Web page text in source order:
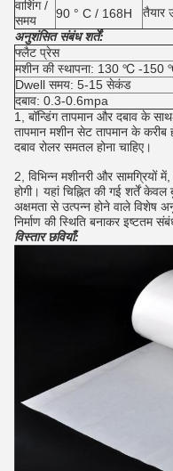
वाशिंग /
समय
90 ° C / 168H तैयार
अनुशंसित संबंध शर्तें:
फ्लैट प्रेस
मशीन की स्थापना: 130 ℃ -150
Dwell समय: 5-15 सेकंड
दबाव: 0.3-0.6mpa
1, बॉन्डिंग तापमान और दबाव के
तापमान मशीन सेट तापमान के करीब
दबाव रोलर समतल होना चाहिए।
2, विभिन्न मशीनरी और सामग्रियों
होगी। यहां चिह्नित की गई शर्तें केवल
अक्षमता से उत्पन्न होने वाले विशेष
निर्माण की स्थिति बनाकर इष्टतम
विस्तार छवियाँ: